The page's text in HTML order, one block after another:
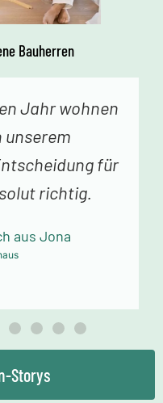
Bauherren
wir den
Traumhaus.
uns. Vielen
Team für die
Eitorf-Mühleip
Storys